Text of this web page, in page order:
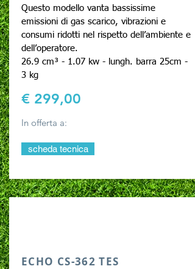
Questo modello vanta bassissime
emissioni di gas scarico, vibrazioni e
consumi ridotti nel rispetto dell’ambiente e
dell’operatore.
26.9 cm³ - 1.07 kw - lungh. barra 25cm -
3 kg
€ 299,00
In offerta a:
scheda tecnica
ECHO CS-362 TES